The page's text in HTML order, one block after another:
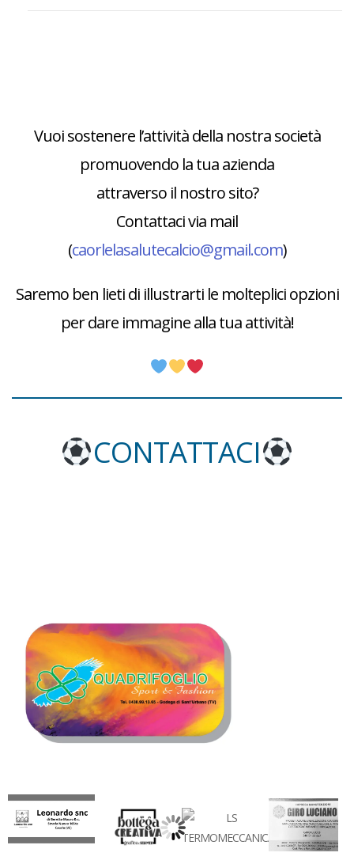
Vuoi sostenere l’attività della nostra società
promuovendo la tua azienda
attraverso il nostro sito?
Contattaci via mail
(caorlelasalutecalcio@gmail.com)
Saremo ben lieti di illustrarti le molteplici opzioni
per dare immagine alla tua attività!
CONTATTACI